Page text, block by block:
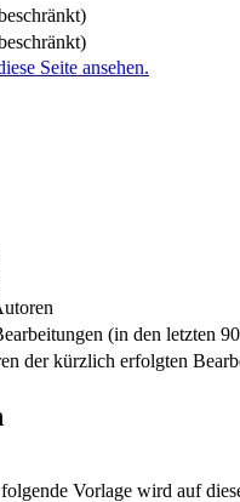
Seite ansehen.
(in den letzten
der kürzlich erfolgten
Vorlage wird auf